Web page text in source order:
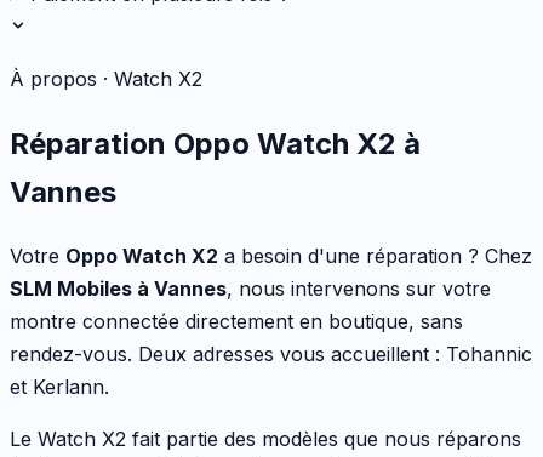
À propos · Watch X2
Réparation Oppo Watch X2 à
Vannes
Votre Oppo Watch X2 a besoin d'une réparation ? Chez
SLM Mobiles à Vannes, nous intervenons sur votre
montre connectée directement en boutique, sans
rendez-vous. Deux adresses vous accueillent : Tohannic
et Kerlann.
Le Watch X2 fait partie des modèles que nous réparons